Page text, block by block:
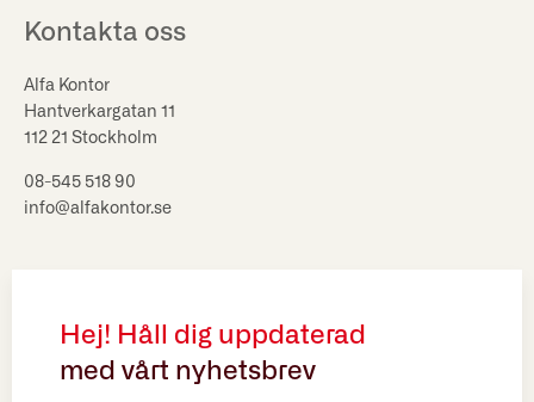
Kontakta oss
Alfa Kontor
Hantverkargatan 11
112 21 Stockholm
08-545 518 90
info@alfakontor.se
Hej! Håll dig uppdaterad
med vårt nyhetsbrev